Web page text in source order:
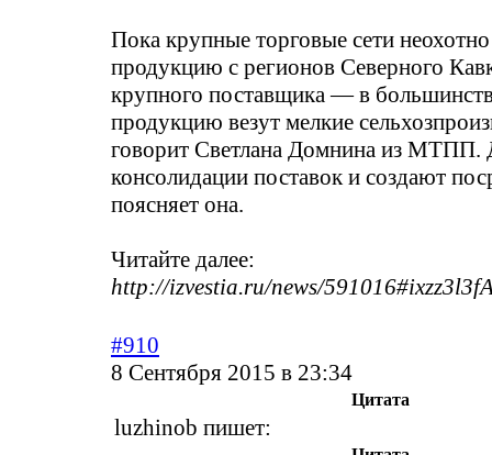
Пока крупные торговые сети
продукцию с регионов Северного
крупного поставщика — в
продукцию везут мелкие
говорит Светлана Домнина из МТПП.
консолидации поставок и создают
поясняет она.
Читайте далее:
http://izvestia.ru/news/
#910
8 Сентября 2015 в 23:34
Цитата
luzhinob пишет: